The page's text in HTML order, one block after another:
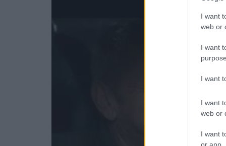
I want
web or
I want
I want
I want
web or
I want
or app.